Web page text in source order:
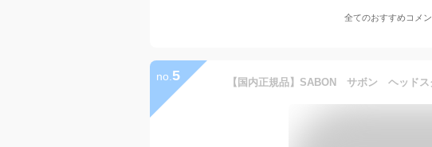
全てのおすすめコメン
no. 5